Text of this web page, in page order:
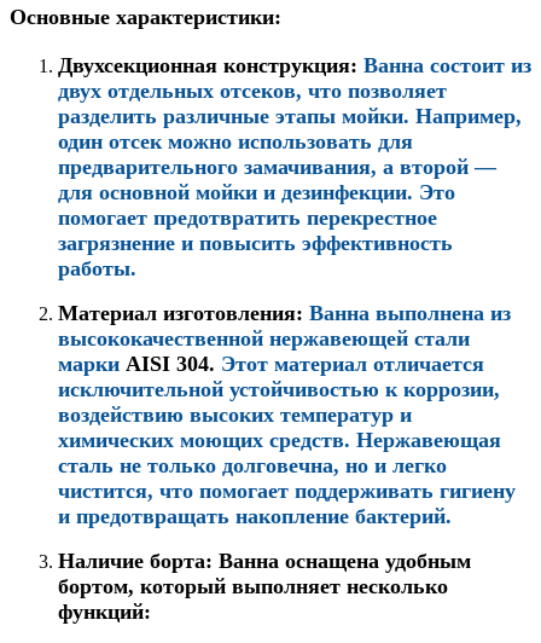
Основные характеристики:
Двухсекционная конструкция: Ванна состоит из
двух отдельных отсеков, что позволяет
разделить различные этапы мойки. Например,
один отсек можно использовать для
предварительного замачивания, а второй —
для основной мойки и дезинфекции. Это
помогает предотвратить перекрестное
загрязнение и повысить эффективность
работы.
Материал изготовления: Ванна выполнена из
высококачественной нержавеющей стали
марки AISI 304. Этот материал отличается
исключительной устойчивостью к коррозии,
воздействию высоких температур и
химических моющих средств. Нержавеющая
сталь не только долговечна, но и легко
чистится, что помогает поддерживать гигиену
и предотвращать накопление бактерий.
Наличие борта: Ванна оснащена удобным
бортом, который выполняет несколько
функций: